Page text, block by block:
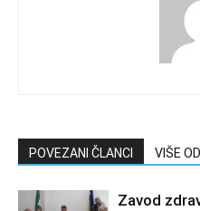
POVEZANI ČLANCI VIŠE
Zavod